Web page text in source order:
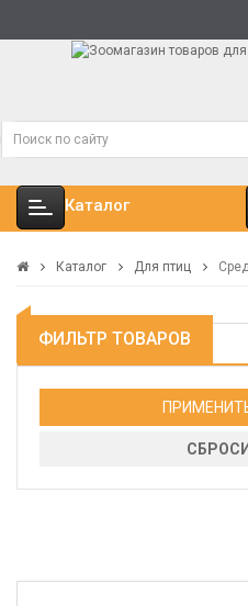
Каталог
Каталог Для птиц
ФИЛЬТР ТОВАРОВ